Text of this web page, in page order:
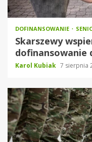
DOFINANSOWANIE
Skarszewy
dofinansowanie
Karol Kubiak 7 sierpnia